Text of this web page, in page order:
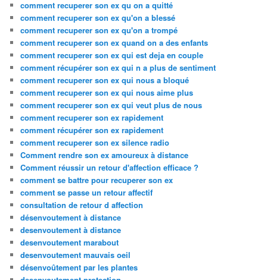
comment recuperer son ex qu on a quitté
comment recuperer son ex qu'on a blessé
comment recuperer son ex qu'on a trompé
comment recuperer son ex quand on a des enfants
comment recuperer son ex qui est deja en couple
comment récupérer son ex qui n a plus de sentiment
comment recuperer son ex qui nous a bloqué
comment recuperer son ex qui nous aime plus
comment recuperer son ex qui veut plus de nous
comment recuperer son ex rapidement
comment récupérer son ex rapidement
comment recuperer son ex silence radio
Comment rendre son ex amoureux à distance
Comment réussir un retour d'affection efficace ?
comment se battre pour recuperer son ex
comment se passe un retour affectif
consultation de retour d affection
désenvoutement à distance
desenvoutement à distance
desenvoutement marabout
desenvoutement mauvais oeil
désenvoûtement par les plantes